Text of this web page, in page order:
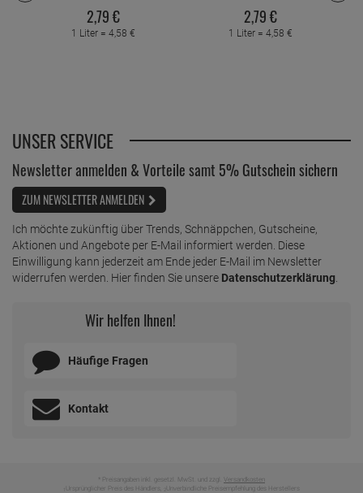
2,79€
1 Liter = 4,58 €
2,79€
1 Liter = 4,58 €
UNSER SERVICE
Newsletter anmelden & Vorteile samt 5% Gutschein sichern
ZUM NEWSLETTER ANMELDEN
Ich möchte zukünftig über Trends, Schnäppchen, Gutscheine,
Aktionen und Angebote per E-Mail informiert werden. Diese
Einwilligung kann jederzeit am Ende jeder E-Mail im Newsletter
widerrufen werden. Hier finden Sie unsere Datenschutzerklärung
Wir helfen Ihnen!
Häufige Fragen
Kontakt
* Preisangaben inkl. gesetzl. MwSt. und zzgl. Versandkosten
Ursprünglicher Preis des Händlers, Unverbindliche Preisempfehlung des Herstellers